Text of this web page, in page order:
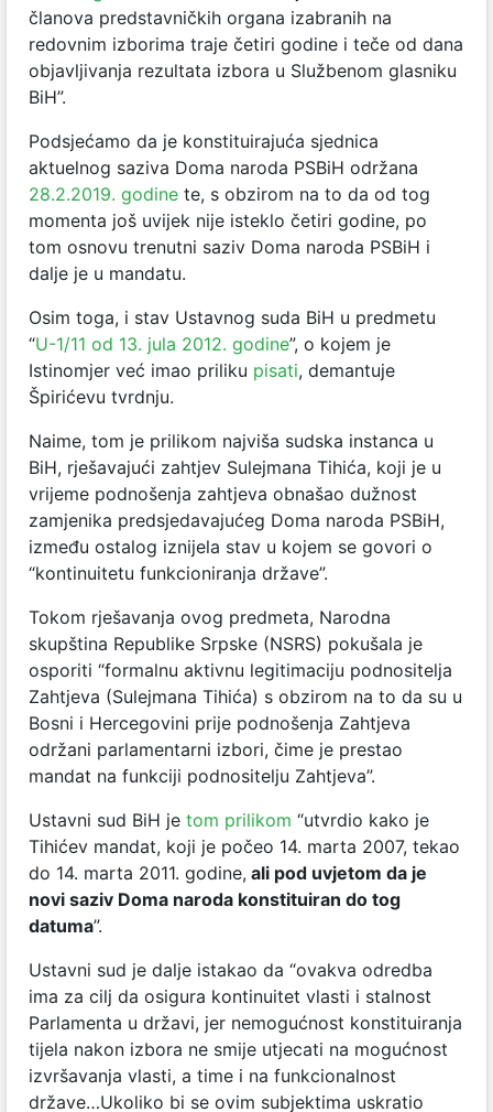
članova predstavničkih organa izabranih na
redovnim izborima traje četiri godine i teče od dana
objavljivanja rezultata izbora u Službenom glasniku
BiH”.
Podsjećamo da je konstituirajuća sjednica
aktuelnog saziva Doma naroda PSBiH održana
28.2.2019. godine te, s obzirom na to da od tog
momenta još uvijek nije isteklo četiri godine, po
tom osnovu trenutni saziv Doma naroda PSBiH i
dalje je u mandatu.
Osim toga, i stav Ustavnog suda BiH u predmetu
“U-1/11 od 13. jula 2012. godine”, o kojem je
Istinomjer već imao priliku pisati, demantuje
Špirićevu tvrdnju.
Naime, tom je prilikom najviša sudska instanca u
BiH, rješavajući zahtjev Sulejmana Tihića, koji je u
vrijeme podnošenja zahtjeva obnašao dužnost
zamjenika predsjedavajućeg Doma naroda PSBiH,
između ostalog iznijela stav u kojem se govori o
“kontinuitetu funkcioniranja države”.
Tokom rješavanja ovog predmeta, Narodna
skupština Republike Srpske (NSRS) pokušala je
osporiti “formalnu aktivnu legitimaciju podnositelja
Zahtjeva (Sulejmana Tihića) s obzirom na to da su u
Bosni i Hercegovini prije podnošenja Zahtjeva
održani parlamentarni izbori, čime je prestao
mandat na funkciji podnositelju Zahtjeva”.
Ustavni sud BiH je tom prilikom “utvrdio kako je
Tihićev mandat, koji je počeo 14. marta 2007, tekao
do 14. marta 2011. godine, ali pod uvjetom da je
novi saziv Doma naroda konstituiran do tog
datuma”.
Ustavni sud je dalje istakao da “ovakva odredba
ima za cilj da osigura kontinuitet vlasti i stalnost
Parlamenta u državi, jer nemogućnost konstituiranja
tijela nakon izbora ne smije utjecati na mogućnost
izvršavanja vlasti, a time i na funkcionalnost
države…Ukoliko bi se ovim subjektima uskratio